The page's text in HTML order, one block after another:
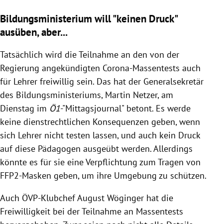
Bildungsministerium will "keinen Druck"
ausüben, aber...
Tatsächlich wird die Teilnahme an den von der
Regierung angekündigten Corona-Massentests auch
für Lehrer freiwillig sein. Das hat der Generalsekretär
des Bildungsministeriums, Martin Netzer, am
Dienstag im Ö1-"Mittagsjournal" betont. Es werde
keine dienstrechtlichen Konsequenzen geben, wenn
sich Lehrer nicht testen lassen, und auch kein Druck
auf diese Pädagogen ausgeübt werden. Allerdings
könnte es für sie eine Verpflichtung zum Tragen von
FFP2-Masken geben, um ihre Umgebung zu schützen.
Auch ÖVP-Klubchef August Wöginger hat die
Freiwilligkeit bei der Teilnahme an Massentests